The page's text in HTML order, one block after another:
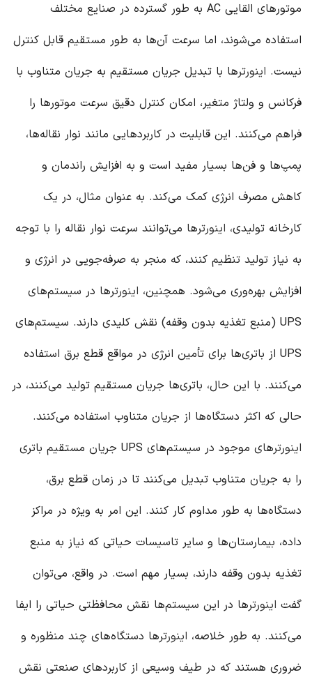
موتورهای القایی AC به طور گسترده در صنایع مختلف
استفاده می‌شوند، اما سرعت آن‌ها به طور مستقیم قابل کنترل
نیست. اینورترها با تبدیل جریان مستقیم به جریان متناوب با
فرکانس و ولتاژ متغیر، امکان کنترل دقیق سرعت موتورها را
فراهم می‌کنند. این قابلیت در کاربردهایی مانند نوار نقاله‌ها،
پمپ‌ها و فن‌ها بسیار مفید است و به افزایش راندمان و
کاهش مصرف انرژی کمک می‌کند. به عنوان مثال، در یک
کارخانه تولیدی، اینورترها می‌توانند سرعت نوار نقاله را با توجه
به نیاز تولید تنظیم کنند، که منجر به صرفه‌جویی در انرژی و
افزایش بهره‌وری می‌شود. همچنین، اینورترها در سیستم‌های
UPS (منبع تغذیه بدون وقفه) نقش کلیدی دارند. سیستم‌های
UPS از باتری‌ها برای تأمین انرژی در مواقع قطع برق استفاده
می‌کنند. با این حال، باتری‌ها جریان مستقیم تولید می‌کنند، در
حالی که اکثر دستگاه‌ها از جریان متناوب استفاده می‌کنند.
اینورتر
های موجود در سیستم‌های UPS جریان مستقیم باتری
را به جریان متناوب تبدیل می‌کنند تا در زمان قطع برق،
دستگاه‌ها به طور مداوم کار کنند. این امر به ویژه در مراکز
داده، بیمارستان‌ها و سایر تاسیسات حیاتی که نیاز به منبع
تغذیه بدون وقفه دارند، بسیار مهم است. در واقع، می‌توان
گفت اینورترها در این سیستم‌ها نقش محافظتی حیاتی را ایفا
می‌کنند. به طور خلاصه، اینورترها دستگاه‌های چند منظوره و
ضروری هستند که در طیف وسیعی از کاربردهای صنعتی نقش